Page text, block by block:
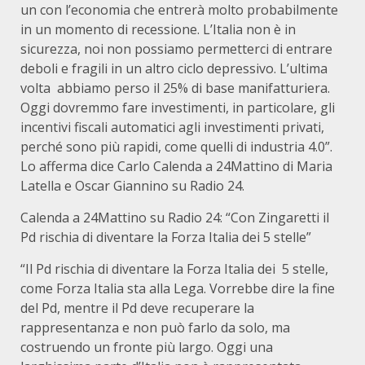
un con l’economia che entrerà molto probabilmente
in un momento di recessione. L’Italia non è in
sicurezza, noi non possiamo permetterci di entrare
deboli e fragili in un altro ciclo depressivo. L’ultima
volta abbiamo perso il 25% di base manifatturiera.
Oggi dovremmo fare investimenti, in particolare, gli
incentivi fiscali automatici agli investimenti privati,
perché sono più rapidi, come quelli di industria 4.0”.
Lo afferma dice Carlo Calenda a 24Mattino di Maria
Latella e Oscar Giannino su Radio 24.
Calenda a 24Mattino su Radio 24: “Con Zingaretti il
Pd rischia di diventare la Forza Italia dei 5 stelle”
“Il Pd rischia di diventare la Forza Italia dei 5 stelle,
come Forza Italia sta alla Lega. Vorrebbe dire la fine
del Pd, mentre il Pd deve recuperare la
rappresentanza e non può farlo da solo, ma
costruendo un fronte più largo. Oggi una